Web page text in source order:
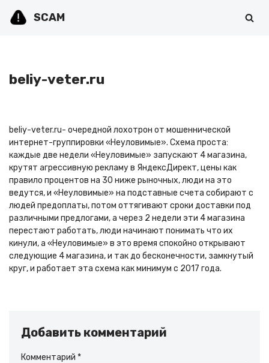
SCAM
beliy-veter.ru
beliy-veter.ru- очередной лохотрон от мошеннической
интернет-группировки «Неуловимые». Схема проста:
каждые две недели «Неуловимые» запускают 4 магазина,
крутят агрессивную рекламу в ЯндексДирект, цены как
правило процентов на 30 ниже рыночных, люди на это
ведутся, и «Неуловимые» на подставные счета собирают с
людей предоплаты, потом оттягивают сроки доставки под
различными предлогами, а через 2 недели эти 4 магазина
перестают работать, люди начинают понимать что их
кинули, а «Неуловимые» в это время спокойно открывают
следующие 4 магазина, и так до бесконечности, замкнутый
круг, и работает эта схема как минимум с 2017 года.
Добавить комментарий
Комментарий *